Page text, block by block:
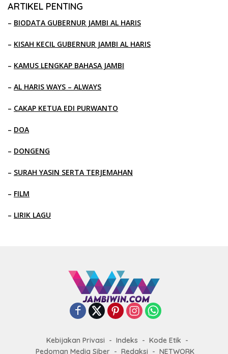
ARTIKEL PENTING
– BIODATA GUBERNUR JAMBI AL HARIS
– KISAH KECIL GUBERNUR JAMBI AL HARIS
– KAMUS LENGKAP BAHASA JAMBI
– AL HARIS WAYS – ALWAYS
– CAKAP KETUA EDI PURWANTO
– DOA
– DONGENG
– SURAH YASIN SERTA TERJEMAHAN
– FILM
– LIRIK LAGU
Kebijakan Privasi Indeks
Kode Etik
Pedoman Media Siber
Redaksi NETWORK